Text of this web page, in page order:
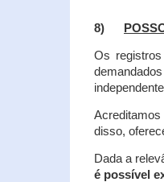
8)
Os
Acreditamos
disso,
Dada a
é possível